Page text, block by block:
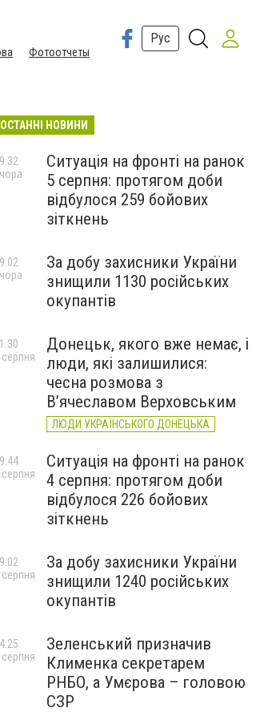
Фотоотчеты
Рус
ОСТАННІ НОВИНИ
Ситуація на фронті на ранок
5 серпня: протягом доби
відбулося 259 бойових
зіткнень
За добу захисники України
знищили 1130 російських
окупантів
Донецьк, якого вже немає, і
люди, які залишилися:
чесна розмова з
В’ячеславом Верховським
ЛЮДИ УКРАЇНСЬКОГО ДОНЕЦЬКА
серпня
Ситуація на фронті на ранок
4 серпня: протягом доби
відбулося 226 бойових
зіткнень
серпня
За добу захисники України
знищили 1240 російських
окупантів
серпня
Зеленський призначив
Клименка секретарем
РНБО, а Умєрова – головою
СЗР
серпня